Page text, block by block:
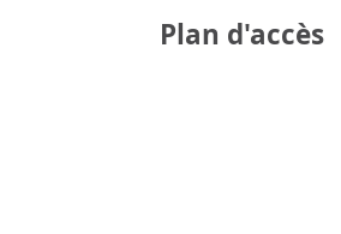
Plan d'accès